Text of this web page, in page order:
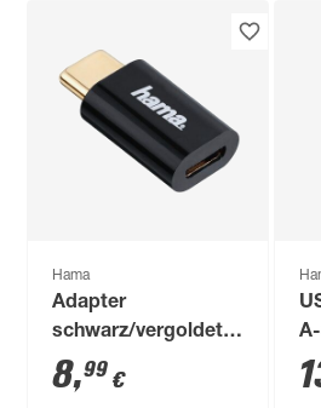
Hama
Adapter
schwarz/vergoldet
Micro-USB auf USB-
C-Stecker
8,99 €